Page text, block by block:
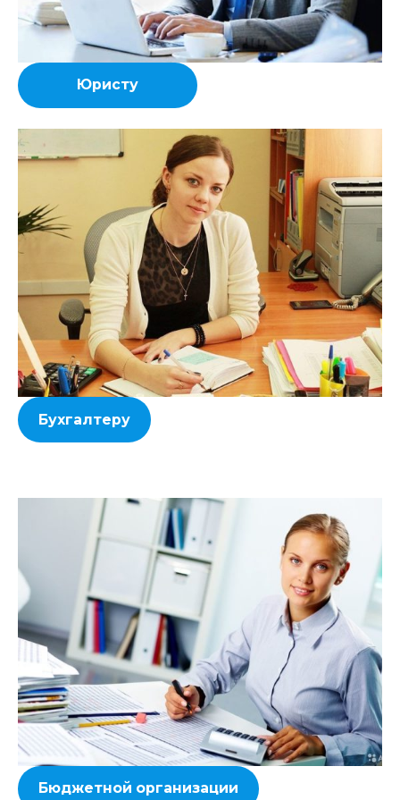
Юристу
Бухгалтеру
Бюджетной организации